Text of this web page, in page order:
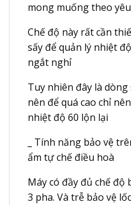
mong muống theo
Chế độ này rất cần
sấy để quản lý nhiệt
ngắt nghỉ
Tuy nhiên đây là
nên để quá cao chỉ
nhiệt độ 60 lộn lại
_ Tính năng bảo vệ
ẩm tự chế điều hoà
Máy có đầy đủ chế độ
3 pha. Và trễ bảo vệ